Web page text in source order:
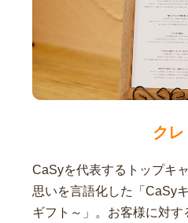
クレ
CaSyを代表するトップキ
思いを言語化した「CaSy
ギフト～」。お客様に対